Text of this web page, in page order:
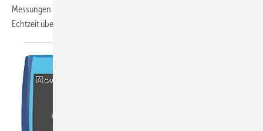
Messungen mit bis zu 16 Sensorknoten möglich, die über die Cloud in
Echtzeit überwacht werden können. Es